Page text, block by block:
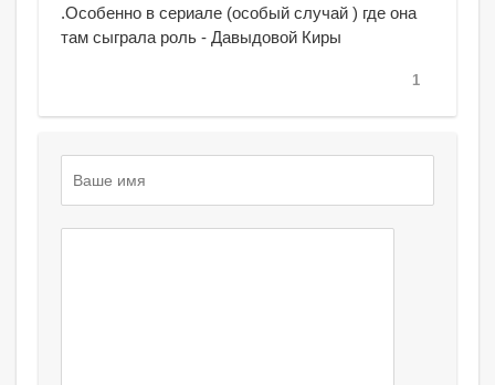
1
.Особенно в сериале (особый случай ) где она
там сыграла роль - Давыдовой Киры